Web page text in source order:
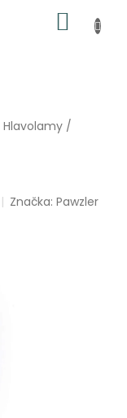
Hlavolamy /
Značka:Pawzler